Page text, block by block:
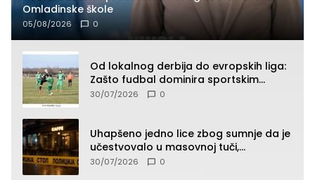
Omladinske škole
05/08/2026 0
Od lokalnog derbija do evropskih liga:
Zašto fudbal dominira sportskim
klađenjem
30/07/2026 0
Uhapšeno jedno lice zbog sumnje da je
učestvovalo u masovnoj tuči,
maloljetnik zadobio povrede
30/07/2026 0